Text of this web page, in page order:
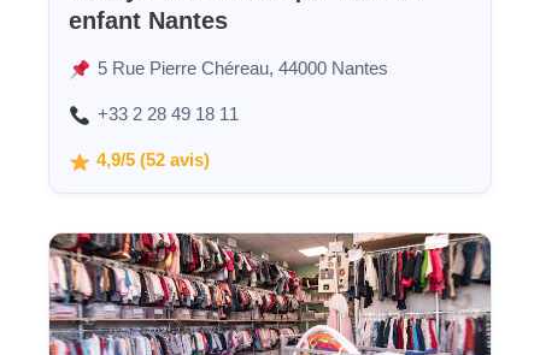
enfant Nantes
5 Rue Pierre Chéreau, 44000 Nantes
+33 2 28 49 18 11
4,9/5 (52 avis)